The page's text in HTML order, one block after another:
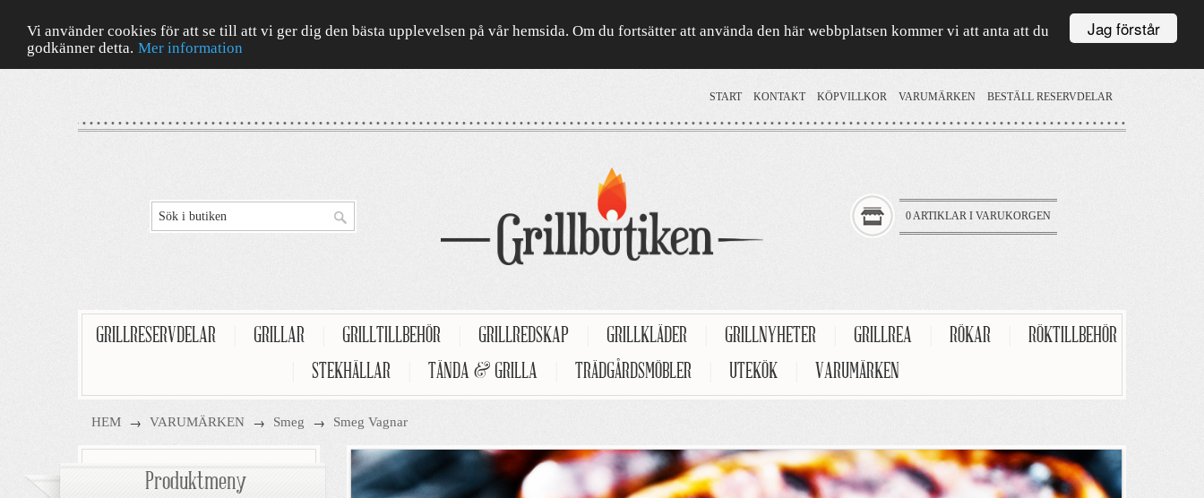
Jag förstår
Vi använder cookies för att se till att vi ger dig den bästa upplevelsen på vår hemsida. Om du fortsätter att använda den här webbplatsen kommer vi att anta att du
godkänner detta. Mer information
START KONTAKT KÖPVILLKOR VARUMÄRKEN BESTÄLL RESERVDELAR
0 ARTIKLAR I VARUKORGEN
GRILLRESERVDELAR GRILLAR GRILLTILLBEHÖR GRILLREDSKAP GRILLKLÄDER GRILLNYHETER GRILLREA RÖKAR
RÖKTILLBEHÖR
STEKHÄLLAR TÄNDA & GRILLA TRÄDGÅRDSMÖBLER UTEKÖK VARUMÄRKEN
HEM → VARUMÄRKEN → Smeg → Smeg Vagnar
Produktmeny